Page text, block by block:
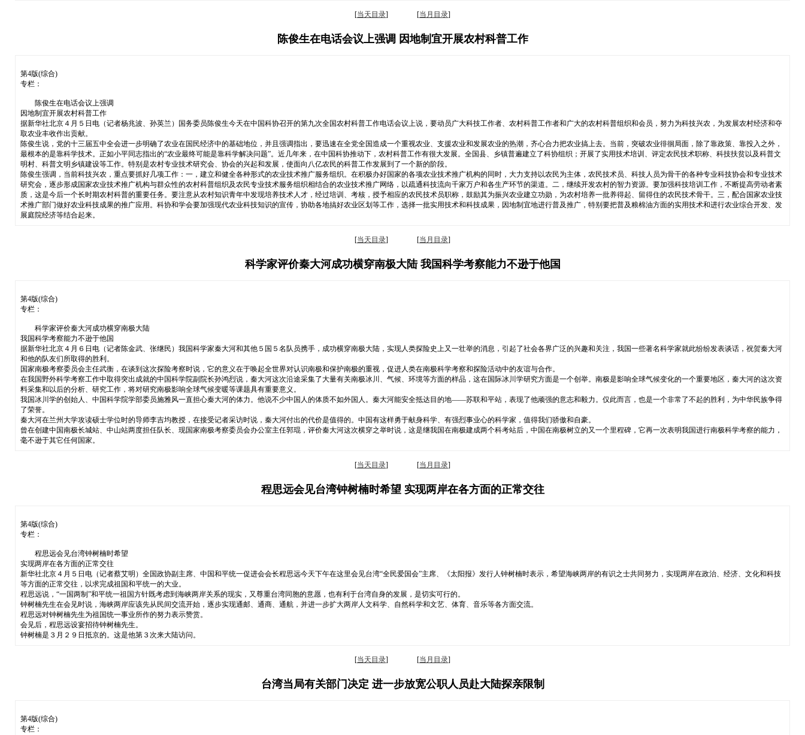
[当天目录] [当月目录]
陈俊生在电话会议上强调 因地制宜开展农村科普工作
第4版(综合)
专栏：
陈俊生在电话会议上强调
因地制宜开展农村科普工作
据新华社北京４月５日电（记者杨兆波、孙英兰）国务委员陈俊生今天在中国科协召开的第九次全国农村科普工作电话会议上说，要动员广大科技工作者、农村科普工作者和广大的农村科普组织和会员，努力为科技兴农，为发展农村经济和夺
取农业丰收作出贡献。
陈俊生说，党的十三届五中全会进一步明确了农业在国民经济中的基础地位，并且强调指出，要迅速在全党全国造成一个重视农业、支援农业和发展农业的热潮，齐心合力把农业搞上去。当前，突破农业徘徊局面，除了靠政策、靠投入之外，
最根本的是靠科学技术。正如小平同志指出的“农业最终可能是靠科学解决问题”。近几年来，在中国科协推动下，农村科普工作有很大发展。全国县、乡镇普遍建立了科协组织；开展了实用技术培训、评定农民技术职称、科技扶贫以及科普文
明村、科普文明乡镇建设等工作。特别是农村专业技术研究会、协会的兴起和发展，使面向八亿农民的科普工作发展到了一个新的阶段。
陈俊生强调，当前科技兴农，重点要抓好几项工作：一，建立和健全各种形式的农业技术推广服务组织。在积极办好国家的各项农业技术推广机构的同时，大力支持以农民为主体，农民技术员、科技人员为骨干的各种专业科技协会和专业技术
研究会，逐步形成国家农业技术推广机构与群众性的农村科普组织及农民专业技术服务组织相结合的农业技术推广网络，以疏通科技流向千家万户和各生产环节的渠道。二，继续开发农村的智力资源。要加强科技培训工作，不断提高劳动者素
质，这是今后一个长时期农村科普的重要任务。要注意从农村知识青年中发现培养技术人才，经过培训、考核，授予相应的农民技术员职称，鼓励其为振兴农业建立功勋，为农村培养一批养得起、留得住的农民技术骨干。三，配合国家农业技
术推广部门做好农业科技成果的推广应用。科协和学会要加强现代农业科技知识的宣传，协助各地搞好农业区划等工作，选择一批实用技术和科技成果，因地制宜地进行普及推广，特别要把普及粮棉油方面的实用技术和进行农业综合开发、发
展庭院经济等结合起来。
[当天目录] [当月目录]
科学家评价秦大河成功横穿南极大陆 我国科学考察能力不逊于他国
第4版(综合)
专栏：
科学家评价秦大河成功横穿南极大陆
我国科学考察能力不逊于他国
据新华社北京４月６日电（记者陈金武、张继民）我国科学家秦大河和其他５国５名队员携手，成功横穿南极大陆，实现人类探险史上又一壮举的消息，引起了社会各界广泛的兴趣和关注，我国一些著名科学家就此纷纷发表谈话，祝贺秦大河
和他的队友们所取得的胜利。
国家南极考察委员会主任武衡，在谈到这次探险考察时说，它的意义在于唤起全世界对认识南极和保护南极的重视，促进人类在南极科学考察和探险活动中的友谊与合作。
在我国野外科学考察工作中取得突出成就的中国科学院副院长孙鸿烈说，秦大河这次沿途采集了大量有关南极冰川、气候、环境等方面的样品，这在国际冰川学研究方面是一个创举。南极是影响全球气候变化的一个重要地区，秦大河的这次资
料采集和以后的分析、研究工作，将对研究南极影响全球气候变暖等课题具有重要意义。
我国冰川学的创始人、中国科学院学部委员施雅风一直担心秦大河的体力。他说不少中国人的体质不如外国人。秦大河能安全抵达目的地——苏联和平站，表现了他顽强的意志和毅力。仅此而言，也是一个非常了不起的胜利，为中华民族争得
了荣誉。
秦大河在兰州大学攻读硕士学位时的导师李吉均教授，在接受记者采访时说，秦大河付出的代价是值得的。中国有这样勇于献身科学、有强烈事业心的科学家，值得我们骄傲和自豪。
曾在创建中国南极长城站、中山站两度担任队长、现国家南极考察委员会办公室主任郭琨，评价秦大河这次横穿之举时说，这是继我国在南极建成两个科考站后，中国在南极树立的又一个里程碑，它再一次表明我国进行南极科学考察的能力，
毫不逊于其它任何国家。
[当天目录] [当月目录]
程思远会见台湾钟树楠时希望 实现两岸在各方面的正常交往
第4版(综合)
专栏：
程思远会见台湾钟树楠时希望
实现两岸在各方面的正常交往
新华社北京４月５日电（记者蔡艾明）全国政协副主席、中国和平统一促进会会长程思远今天下午在这里会见台湾“全民爱国会”主席、《太阳报》发行人钟树楠时表示，希望海峡两岸的有识之士共同努力，实现两岸在政治、经济、文化和科技
等方面的正常交往，以求完成祖国和平统一的大业。
程思远说，“一国两制”和平统一祖国方针既考虑到海峡两岸关系的现实，又尊重台湾同胞的意愿，也有利于台湾自身的发展，是切实可行的。
钟树楠先生在会见时说，海峡两岸应该先从民间交流开始，逐步实现通邮、通商、通航，并进一步扩大两岸人文科学、自然科学和文艺、体育、音乐等各方面交流。
程思远对钟树楠先生为祖国统一事业所作的努力表示赞赏。
会见后，程思远设宴招待钟树楠先生。
钟树楠是３月２９日抵京的。这是他第３次来大陆访问。
[当天目录] [当月目录]
台湾当局有关部门决定 进一步放宽公职人员赴大陆探亲限制
第4版(综合)
专栏：